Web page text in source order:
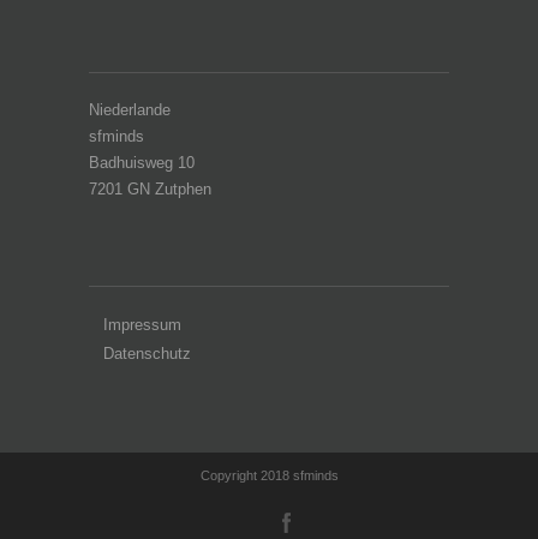
Niederlande
sfminds
Badhuisweg 10
7201 GN Zutphen
Impressum
Datenschutz
Copyright 2018 sfminds